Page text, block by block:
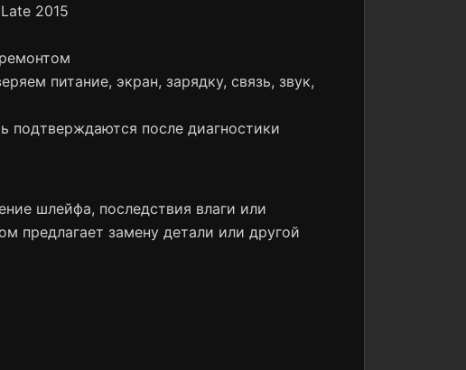
2015
питание, экран, зарядку, связь, звук,
подтверждаются после диагностики
шлейфа, последствия влаги или
предлагает замену детали или другой